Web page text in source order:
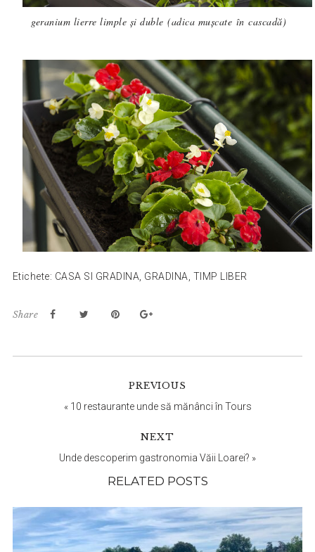
geranium lierre limple și duble(adica mușcate în cascadă)
Etichete: CASA SI GRADINA, GRADINA, TIMP LIBER
Share
PREVIOUS
« 10 restaurante unde să mănânci în Tours
NEXT
Unde descoperim gastronomia Văii Loarei? »
Interactions
RELATED POSTS